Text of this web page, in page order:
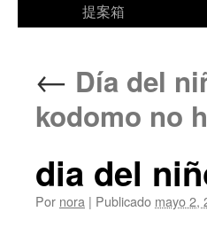
提案箱
← Día del
kodomo no
dia del
Por nora | Publicado mayo 2,